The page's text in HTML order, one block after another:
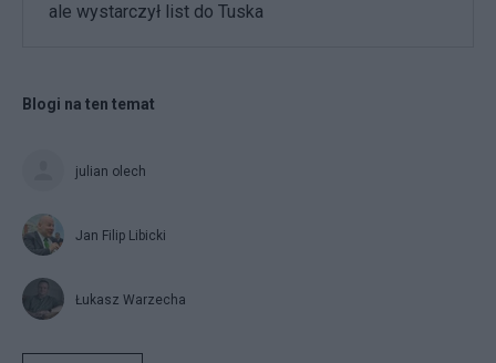
ale wystarczył list do Tuska
Blogi na ten temat
julian olech
Jan Filip Libicki
Łukasz Warzecha